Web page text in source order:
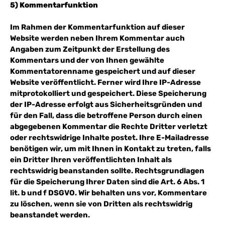
5) Kommentarfunktion
Im Rahmen der Kommentarfunktion auf dieser
Website werden neben Ihrem Kommentar auch
Angaben zum Zeitpunkt der Erstellung des
Kommentars und der von Ihnen gewählte
Kommentatorenname gespeichert und auf dieser
Website veröffentlicht. Ferner wird Ihre IP-Adresse
mitprotokolliert und gespeichert. Diese Speicherung
der IP-Adresse erfolgt aus Sicherheitsgründen und
für den Fall, dass die betroffene Person durch einen
abgegebenen Kommentar die Rechte Dritter verletzt
oder rechtswidrige Inhalte postet. Ihre E-Mailadresse
benötigen wir, um mit Ihnen in Kontakt zu treten, falls
ein Dritter Ihren veröffentlichten Inhalt als
rechtswidrig beanstanden sollte. Rechtsgrundlagen
für die Speicherung Ihrer Daten sind die Art. 6 Abs. 1
lit. b und f DSGVO. Wir behalten uns vor, Kommentare
zu löschen, wenn sie von Dritten als rechtswidrig
beanstandet werden.